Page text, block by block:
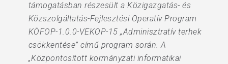
támogatásban részesült a Közigazgatás- és
Közszolgáltatás-Fejlesztési Operatív Program
KÖFOP-1.0.0-VEKOP-15 „Adminisztratív terhek
csökkentése” című program során. A
„Központosított kormányzati informatikai